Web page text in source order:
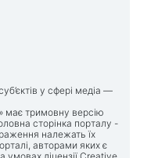
у сфері медіа —
має тримовну версію
сторінка порталу -
належать їх
авторами яких є